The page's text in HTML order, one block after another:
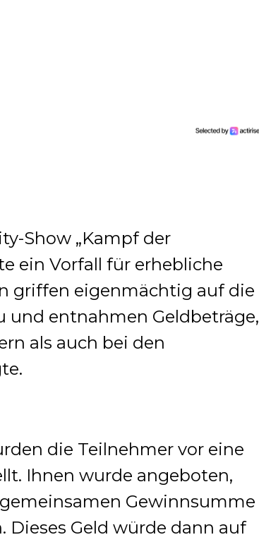
Show „Kampf der
ein Vorfall für erhebliche
griffen eigenmächtig auf die
und entnahmen Geldbeträge,
als auch bei den
die Teilnehmer vor eine
Ihnen wurde angeboten,
Gewinnsumme
Dieses Geld würde dann auf